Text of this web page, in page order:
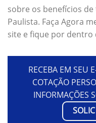
sobre os benefícios
Paulista. Faça Agora
site e fique por dentro
RECEBA EM SEU
COTAÇÃO
INFORMAÇÕES